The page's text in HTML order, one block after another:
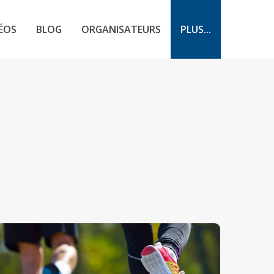
BLOG ORGANISATEURS PLUS...